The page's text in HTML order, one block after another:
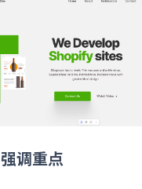
强调重点